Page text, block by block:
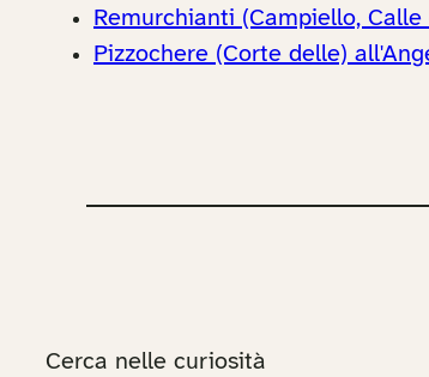
Remurchianti (Campiello,
Pizzochere (Corte delle)
Cerca nelle curiosità